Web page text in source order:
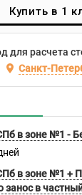
Купить в 1
для расчета
Санкт-
в зоне №1 -
в зоне №1 +
занос в